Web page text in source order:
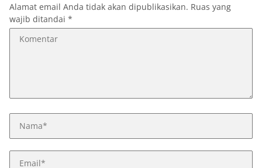
Alamat email Anda tidak akan dipublikasikan. Ruas yang
wajib ditandai *